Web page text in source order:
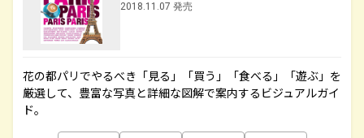
2018.11.07 発売
花の都パリでやるべき「見る」「買う」「食べる」「遊ぶ」を
厳選して、豊富な写真と詳細な図解で案内するビジュアルガイ
ド。